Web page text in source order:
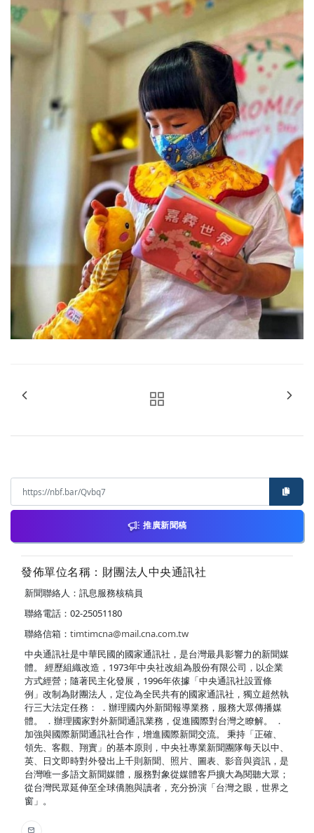
推廣新聞稿
發佈單位名稱：財團法人中央通訊社
新聞聯絡人：訊息服務核稿員
聯絡電話：02-25051180
聯絡信箱： timtimcna@mail.cna.com.tw
中央通訊社是中華民國的國家通訊社，是台灣最具影響力的新聞媒
體。 經歷組織改造，1973年中央社改組為股份有限公司，以企業
方式經營；隨著民主化發展，1996年依據「中央通訊社設置條
例」改制為財團法人，定位為全民共有的國家通訊社，獨立超然執
行三大法定任務： ．辦理國內外新聞報導業務，服務大眾傳播媒
體。 ．辦理國家對外新聞通訊業務，促進國際對台灣之瞭解。 ．
加強與國際新聞通訊社合作，增進國際新聞交流。 秉持「正確、
領先、客觀、翔實」的基本原則，中央社專業新聞團隊每天以中、
英、日文即時對外發出上千則新聞、照片、圖表、影音與資訊，是
台灣唯一多語文新聞媒體，服務對象從媒體客戶擴大為閱聽大眾；
從台灣民眾延伸至全球僑胞與讀者，充分扮演「台灣之眼，世界之
窗」。